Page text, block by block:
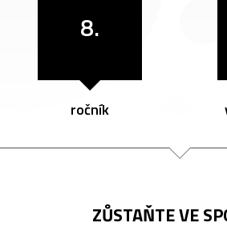
8.
ročník
ZŮSTAŇTE VE